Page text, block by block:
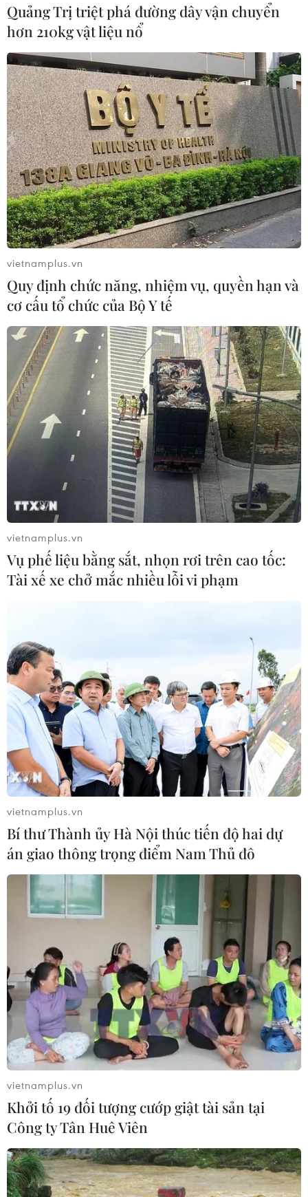
TIN CÙNG CHUYÊN MỤC
Thượng viện Mỹ thông qua luật ngân
sách tránh nguy cơ chính phủ đóng
cửa
08/08/2026 13:31
Quảng Trị triệt phá đường dây vận chuyển
hơn 210kg vật liệu nổ
vietnamplus.vn
Quy định chức năng, nhiệm vụ, quyền hạn và
cơ cấu tổ chức của Bộ Y tế
vietnamplus.vn
Vụ phế liệu bằng sắt, nhọn rơi trên cao tốc:
Tài xế xe chở mắc nhiều lỗi vi phạm
vietnamplus.vn
Bí thư Thành ủy Hà Nội thúc tiến độ hai dự
án giao thông trọng điểm Nam Thủ đô
vietnamplus.vn
Khởi tố 19 đối tượng cướp giật tài sản tại
Công ty Tân Huê Viên